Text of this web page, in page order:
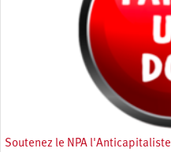
Soutenez le NPA l'Anticapitaliste